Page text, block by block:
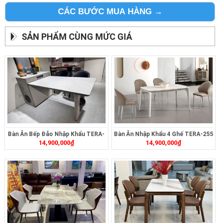
CÁC BƯỚC MUA HÀNG →
SẢN PHẨM CÙNG MỨC GIÁ
Bàn Ăn Bếp Đảo Nhập Khẩu TERA-
497
14,900,000₫
Bàn Ăn Nhập Khẩu 4 Ghế TERA-255
14,900,000₫